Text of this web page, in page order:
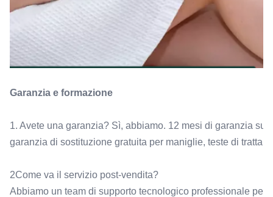
Garanzia e formazione
1. Avete una garanzia? Sì, abbiamo. 12 mesi di garanzia
garanzia di sostituzione gratuita per maniglie, teste di
2Come va il servizio post-vendita?
Abbiamo un team di supporto tecnologico professionale per